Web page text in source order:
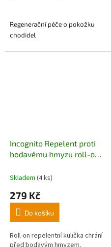
Regenerační péče o pokožku
chodidel
Incognito Repelent proti
bodavému hmyzu roll-on
Skladem (4 ks)
279 Kč
Do košíku
Roll-on repelentní kulička chrání
před bodavým hmyzem.